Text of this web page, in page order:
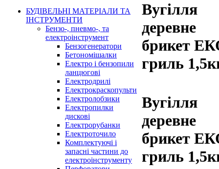
БУДІВЕЛЬНІ МАТЕРІАЛИ ТА
ІНСТРУМЕНТИ
Бензо-, пневмо-, та
електроінструмент
Бензогенератори
Бетономішалки
Електро і бензопили
ланцюгові
Електродрилі
Електрокраскопульти
Електролобзики
Електропилки
дискові
Електрорубанки
Електроточило
Комплектуючі і
запасні частини до
електроінструменту
Вугілля
деревне
брикет
гриль
Вугілля
деревне
брикет
гриль